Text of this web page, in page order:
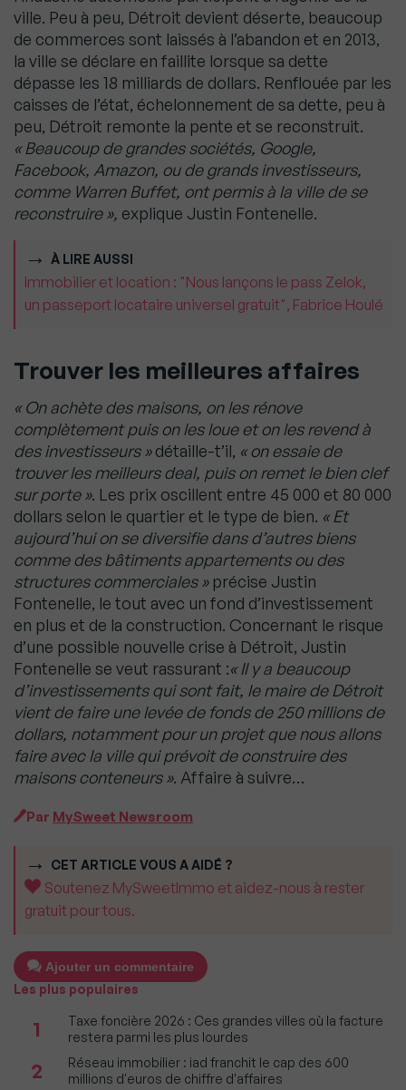
ville. Peu à peu, Détroit devient déserte, beaucoup
de commerces sont laissés à l’abandon et en 2013,
la ville se déclare en faillite lorsque sa dette
dépasse les 18 milliards de dollars. Renflouée par les
caisses de l’état, échelonnement de sa dette, peu à
peu, Détroit remonte la pente et se reconstruit.
« Beaucoup de grandes sociétés, Google,
Facebook, Amazon, ou de grands investisseurs,
comme Warren Buffet, ont permis à la ville de se
reconstruire », explique Justin Fontenelle.
À LIRE AUSSI
Immobilier et location : "Nous lançons le pass Zelok,
un passeport locataire universel gratuit", Fabrice Houlé
Trouver les meilleures affaires
« On achète des maisons, on les rénove
complètement puis on les loue et on les revend à
des investisseurs »détaille-t’il, « on essaie de
trouver les meilleurs deal, puis on remet le bien clef
sur porte ». Les prix oscillent entre 45 000 et 80 000
dollars selon le quartier et le type de bien. « Et
aujourd’hui on se diversifie dans d’autres biens
comme des bâtiments appartements ou des
structures commerciales »précise Justin
Fontenelle, le tout avec un fond d’investissement
en plus et de la construction. Concernant le risque
d’une possible nouvelle crise à Détroit, Justin
Fontenelle se veut rassurant :« Il y a beaucoup
d’investissements qui sont fait, le maire de Détroit
vient de faire une levée de fonds de 250 millions de
dollars, notamment pour un projet que nous allons
faire avec la ville qui prévoit de construire des
maisons conteneurs ». Affaire à suivre…
Par MySweet Newsroom
CET ARTICLE VOUS A AIDÉ ?
Soutenez MySweetImmo et aidez-nous à rester
gratuit pour tous.
Ajouter un commentaire
Les plus populaires
1
Taxe foncière 2026 : Ces grandes villes où la facture
restera parmi les plus lourdes
2
Réseau immobilier : iad franchit le cap des 600
millions d'euros de chiffre d'affaires